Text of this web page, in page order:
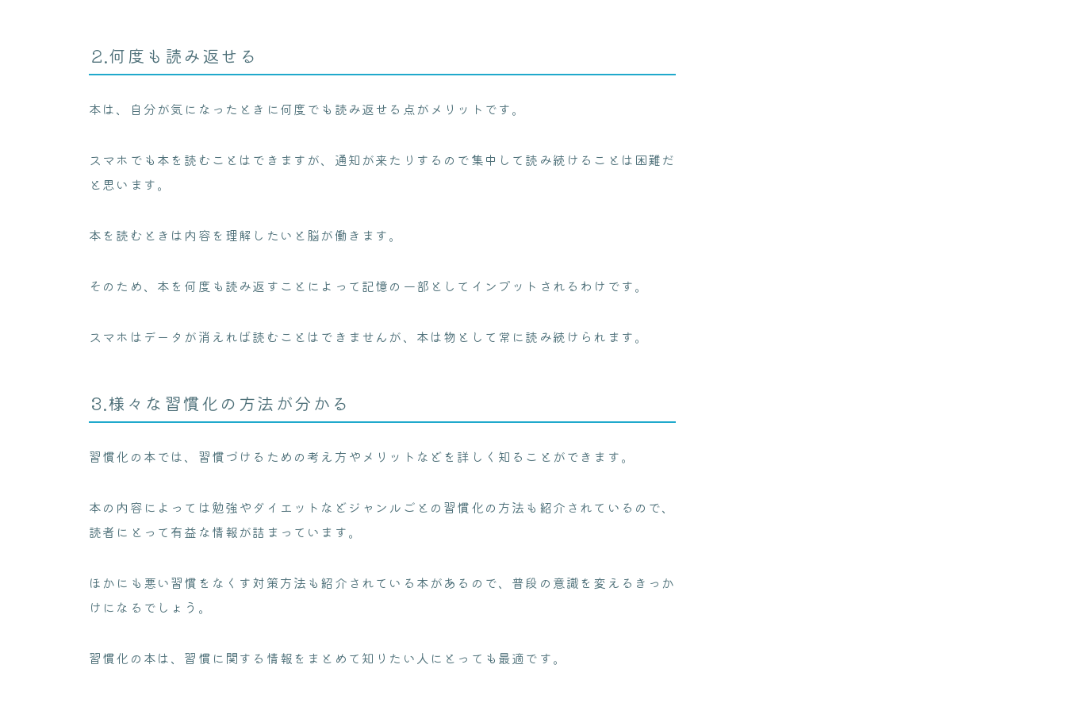
2.何度も読み返せる
本は、自分が気になったときに何度でも読み返せる点がメリットです。
スマホでも本を読むことはできますが、通知が来たりするので集中して読み続けることは困難だ
と思います。
本を読むときは内容を理解したいと脳が働きます。
そのため、本を何度も読み返すことによって記憶の一部としてインプットされるわけです。
スマホはデータが消えれば読むことはできませんが、本は物として常に読み続けられます。
3.様々な習慣化の方法が分かる
習慣化の本では、習慣づけるための考え方やメリットなどを詳しく知ることができます。
本の内容によっては勉強やダイエットなどジャンルごとの習慣化の方法も紹介されているので、
読者にとって有益な情報が詰まっています。
ほかにも悪い習慣をなくす対策方法も紹介されている本があるので、普段の意識を変えるきっか
けになるでしょう。
習慣化の本は、習慣に関する情報をまとめて知りたい人にとっても最適です。